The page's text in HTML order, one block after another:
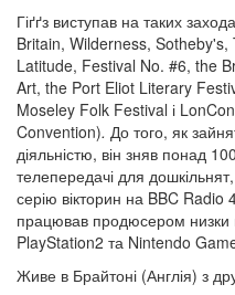
Гіґґз виступав на таких
Britain, Wilderness,
Latitude, Festival No. #6, the
Art, the Port Eliot Literary
Moseley Folk Festival і
Convention). До того, як
діяльністю, він зняв понад
телепередачі для
серію вікторин на BBC
працював продюсером низки
PlayStation2 та Nintendo
Живе в Брайтоні (Англія) з